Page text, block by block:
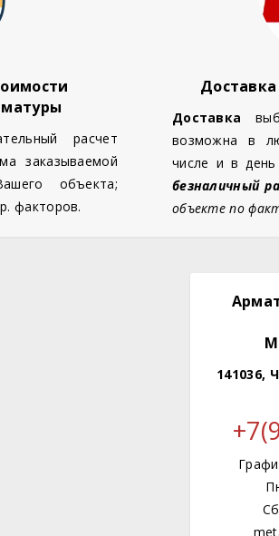
расчет
заказываемой
объекта;
факторов.
Доставка
возможна в
числе и в день
безналичный
объекте по
141036,